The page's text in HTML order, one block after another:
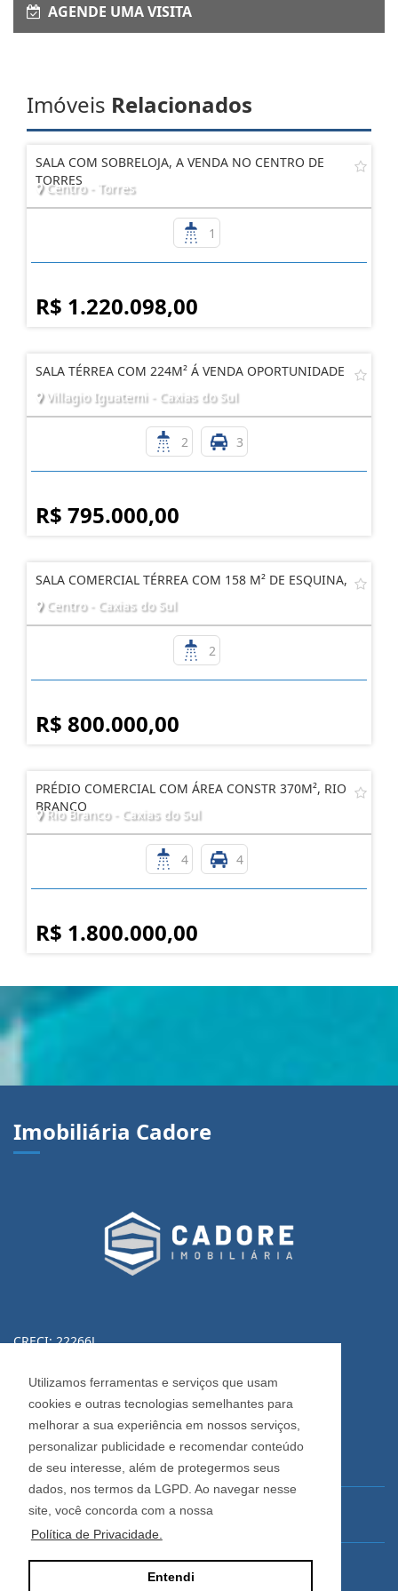
Utilizamos ferramentas e serviços que usam
cookies e outras tecnologias semelhantes para
melhorar a sua experiência em nossos serviços,
personalizar publicidade e recomendar conteúdo
de seu interesse, além de protegermos seus
dados, nos termos da LGPD. Ao navegar nesse
site, você concorda com a nossa
Política de Privacidade.
Entendi
AGENDE UMA VISITA
Imóveis Relacionados
SALA COM SOBRELOJA, A VENDA NO CENTRO DE
TORRES
Centro - Torres
1
R$ 1.220.098,00
SALA TÉRREA COM 224M² Á VENDA OPORTUNIDADE
Villagio Iguatemi - Caxias do Sul
2 3
R$ 795.000,00
SALA COMERCIAL TÉRREA COM 158 M² DE ESQUINA,
Centro - Caxias do Sul
2
R$ 800.000,00
PRÉDIO COMERCIAL COM ÁREA CONSTR 370M², RIO
BRANCO
Rio Branco - Caxias do Sul
4 4
R$ 1.800.000,00
Imobiliária Cadore
CRECI: 22266J
Informações de Contato
(54) 3223-0370
(54) 3028-0380
(54) 3028-0390
vendas@imobiliariacadore.com.br
Imobiliária Cadore